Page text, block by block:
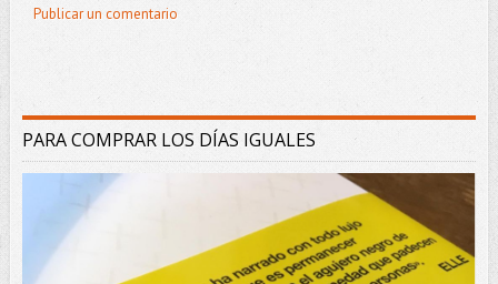
Publicar un comentario
PARA COMPRAR LOS DÍAS IGUALES